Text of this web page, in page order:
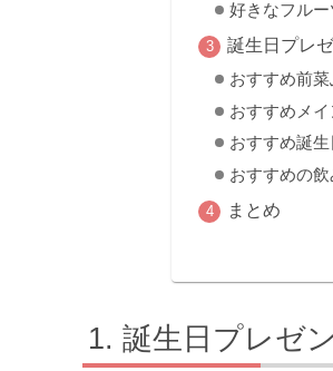
好きなフル
誕生日プレ
おすすめ前
おすすめメ
おすすめ誕
おすすめの
まとめ
誕生日プレゼ